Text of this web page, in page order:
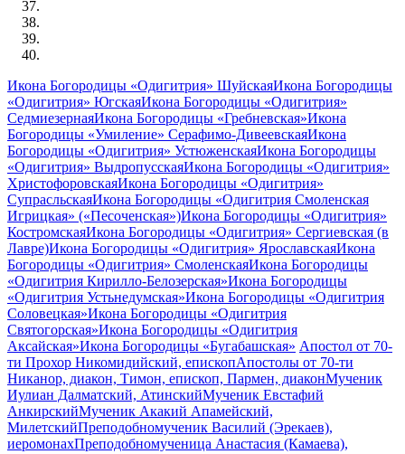
Икона Богородицы «Одигитрия» ШуйскаяИкона Богородицы
«Одигитрия» ЮгскаяИкона Богородицы «Одигитрия»
СедмиезернаяИкона Богородицы «Гребневская»Икона
Богородицы «Умиление» Серафимо-ДивеевскаяИкона
Богородицы «Одигитрия» УстюженскаяИкона Богородицы
«Одигитрия» ВыдропусскаяИкона Богородицы «Одигитрия»
ХристофоровскаяИкона Богородицы «Одигитрия»
СупрасльскаяИкона Богородицы «Одигитрия Смоленская
Игрицкая» («Песоченская»)Икона Богородицы «Одигитрия»
КостромскаяИкона Богородицы «Одигитрия» Сергиевская (в
Лавре)Икона Богородицы «Одигитрия» ЯрославскаяИкона
Богородицы «Одигитрия» СмоленскаяИкона Богородицы
«Одигитрия Кирилло-Белозерская»Икона Богородицы
«Одигитрия Устьнедумская»Икона Богородицы «Одигитрия
Соловецкая»Икона Богородицы «Одигитрия
Святогорская»Икона Богородицы «Одигитрия
Аксайская»Икона Богородицы «Бугабашская» Апостол от 70-
ти Прохор Никомидийский, епископАпостолы от 70-ти
Никанор, диакон, Тимон, епископ, Пармен, диаконМученик
Иулиан Далматский, АтинскийМученик Евстафий
АнкирскийМученик Акакий Апамейский,
МилетскийПреподобномученик Василий (Эрекаев),
иеромонахПреподобномученица Анастасия (Камаева),